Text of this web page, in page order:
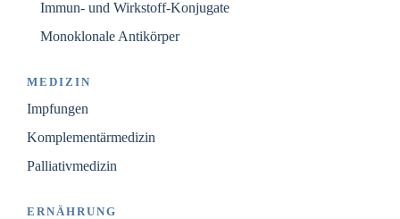
Immun- und Wirkstoff-Konjugate
Monoklonale Antikörper
MEDIZIN
Impfungen
Komplementärmedizin
Palliativmedizin
ERNÄHRUNG